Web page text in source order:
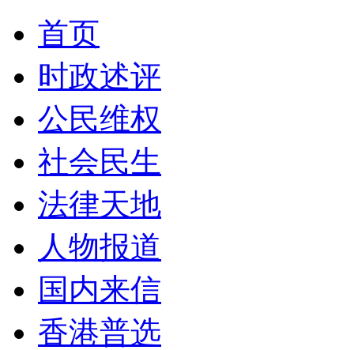
首页
时政述评
公民维权
社会民生
法律天地
人物报道
国内来信
香港普选